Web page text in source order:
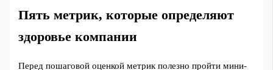
Пять метрик, которые определяют
здоровье компании
Перед пошаговой оценкой метрик полезно пройти мини-